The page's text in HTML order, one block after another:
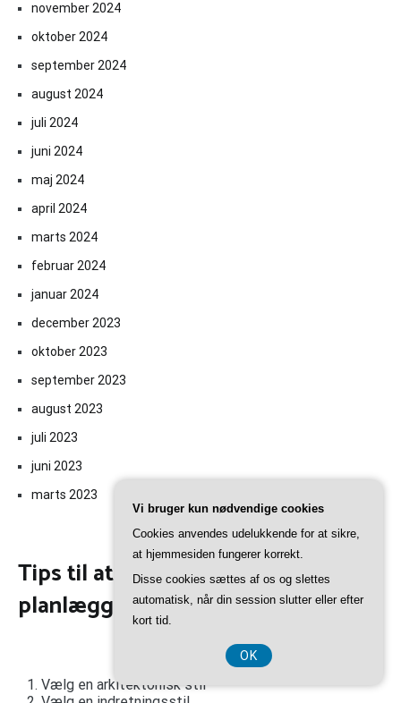
november 2024
oktober 2024
september 2024
august 2024
juli 2024
juni 2024
maj 2024
april 2024
marts 2024
februar 2024
januar 2024
december 2023
oktober 2023
september 2023
august 2023
juli 2023
juni 2023
marts 2023
Tips til at huske på, mens du
planlægger dit drømmehjem
Vælg en arkitektonisk stil
Vi bruger kun nødvendige cookies
Cookies anvendes udelukkende for at sikre,
at hjemmesiden fungerer korrekt.
Disse cookies sættes af os og slettes
automatisk, når din session slutter eller efter
kort tid.
OK